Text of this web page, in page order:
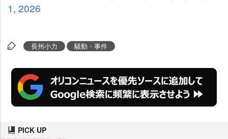
1, 2026
長州小力 騒動・事件
PICK UP